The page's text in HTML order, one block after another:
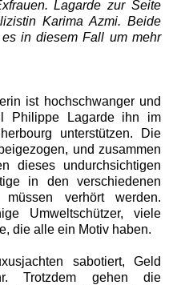
Lagarde zur Seite
Karima Azmi. Beide
in diesem Fall um mehr
ist hochschwanger und
Philippe Lagarde ihn im
unterstützen. Die
und zusammen
dieses undurchsichtigen
in den verschiedenen
verhört werden.
Umweltschützer, viele
die alle ein Motiv haben.
sabotiert, Geld
Trotzdem gehen die